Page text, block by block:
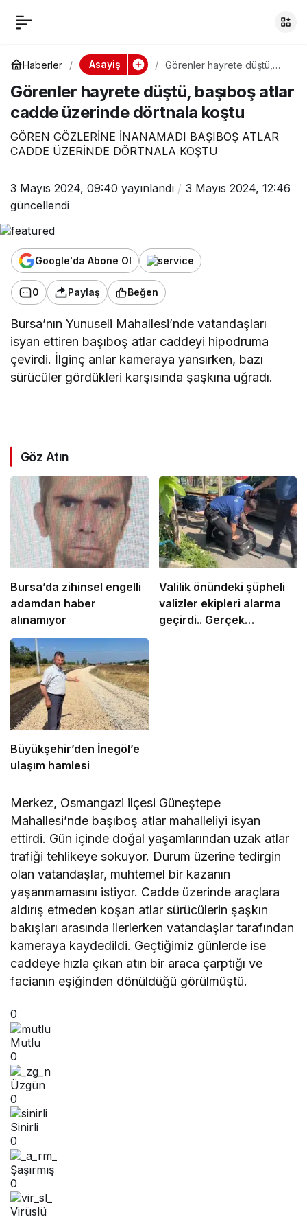
Haberler Asayiş
Görenler hayrete düştü,
üzerinde dörtnala koştu
Görenler hayrete düştü, başıboş atlar
cadde üzerinde dörtnala koştu
GÖREN GÖZLERİNE İNANAMADI BAŞIBOŞ ATLAR
CADDE ÜZERİNDE DÖRTNALA KOŞTU
3 Mayıs 2024, 09:40 yayınlandı
3 Mayıs 2024, 12:46
güncellendi
Google'da Abone Ol
0 Paylaş Beğen
Bursa’nın Yunuseli Mahallesi’nde vatandaşları
isyan ettiren başıboş atlar caddeyi hipodruma
çevirdi. İlginç anlar kameraya yansırken, bazı
sürücüler gördükleri karşısında şaşkına uğradı.
Göz Atın
Bursa’da zihinsel engelli
adamdan haber
alınamıyor
Valilik önündeki şüpheli
valizler ekipleri alarma
geçirdi.. Gerçek
Büyükşehir’den İnegöl’e
ulaşım hamlesi
Merkez, Osmangazi ilçesi Güneştepe
Mahallesi’nde başıboş atlar mahalleliyi isyan
ettirdi. Gün içinde doğal yaşamlarından uzak atlar
trafiği tehlikeye sokuyor. Durum üzerine tedirgin
olan vatandaşlar, muhtemel bir kazanın
yaşanmamasını istiyor. Cadde üzerinde araçlara
aldırış etmeden koşan atlar sürücülerin şaşkın
bakışları arasında ilerlerken vatandaşlar tarafından
kameraya kaydedildi. Geçtiğimiz günlerde ise
caddeye hızla çıkan atın bir araca çarptığı ve
facianın eşiğinden dönüldüğü görülmüştü.
0
Mutlu
0
Üzgün
0
Sinirli
0
Şaşırmış
0
Virüslü
Görenler hayrete
düştü, başıboş atlar
cadde üzerinde
dörtnala koştu
Paylaş